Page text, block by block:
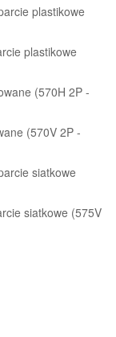
plastikowe
plastikowe
(570H 2P -
(570V 2P -
siatkowe
siatkowe (575V